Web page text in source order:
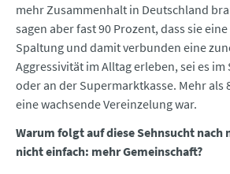
mehr Zusammenhalt in Deutschland
sagen aber fast 90 Prozent, dass sie
Spaltung und damit verbunden eine
Aggressivität im Alltag erleben, sei es
oder an der Supermarktkasse. Mehr als
eine wachsende Vereinzelung war.
Warum folgt auf diese Sehnsucht nach
nicht einfach: mehr Gemeinschaft?